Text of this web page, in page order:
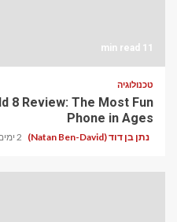
11 min read
טכנולוגיה
8 Review: The Most Fun
Phone in Ages
נתן בן דוד (Natan Ben-David) 2 ימים ago